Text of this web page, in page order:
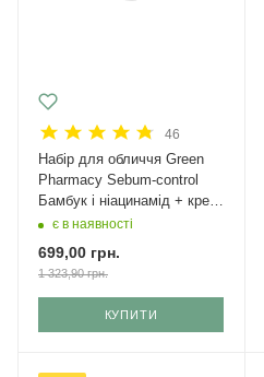
46
Набір для обличчя Green
Рharmacy Sebum-control
Бамбук і ніацинамід + крем
з SPF 50
є в наявності
699,00 грн.
1 323,90грн.
КУПИТИ